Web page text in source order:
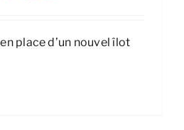
place d’un nouvel îlot